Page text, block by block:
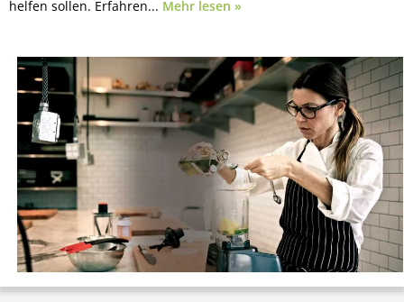
helfen sollen. Erfahren... Mehr lesen »